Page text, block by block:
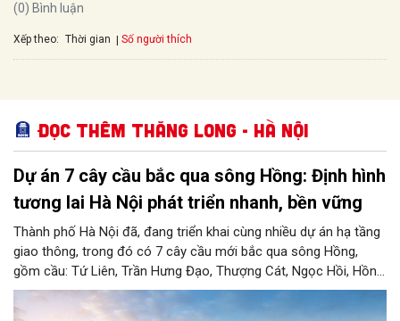
(0) Bình luận
Xếp theo: Thời gian Số người thích
Đọc thêm Thăng Long - Hà Nội
Dự án 7 cây cầu bắc qua sông Hồng: Định hình
tương lai Hà Nội phát triển nhanh, bền vững
Thành phố Hà Nội đã, đang triển khai cùng nhiều dự án hạ tầng
giao thông, trong đó có 7 cây cầu mới bắc qua sông Hồng,
gồm cầu: Tứ Liên, Trần Hưng Đạo, Thượng Cát, Ngọc Hồi, Hồng
Hà, Mễ Sở và Vân Phúc. 7 cây cầu này vừa giải bài toán hạ tầng
giao thông Thủ đô, vừa thể hiện tầm nhìn chiến lược và cuộc